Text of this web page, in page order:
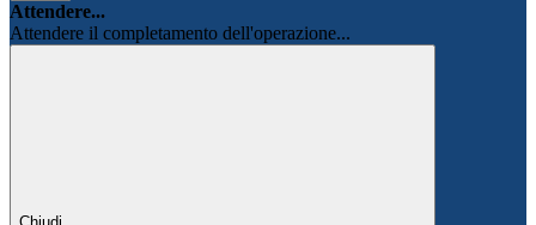
Attendere...
Attendere il completamento dell'operazione...